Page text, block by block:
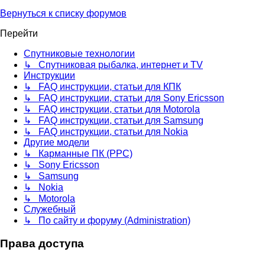
Вернуться к списку форумов
Перейти
Спутниковые технологии
↳ Спутниковая рыбалка, интернет и TV
Инструкции
↳ FAQ инструкции, статьи для КПК
↳ FAQ инструкции, статьи для Sony Ericsson
↳ FAQ инструкции, статьи для Motorola
↳ FAQ инструкции, статьи для Samsung
↳ FAQ инструкции, статьи для Nokia
Другие модели
↳ Карманные ПК (PPC)
↳ Sony Ericsson
↳ Samsung
↳ Nokia
↳ Motorola
Служебный
↳ По сайту и форуму (Administration)
Права доступа